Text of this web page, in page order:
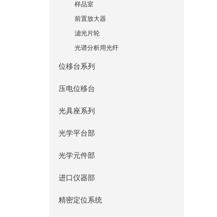
样品室
前置放大器
滤光片轮
光谱分析用光纤
位移台系列
压电位移台
光具座系列
光学平台部
光学元件部
进口仪器部
精密定位系统